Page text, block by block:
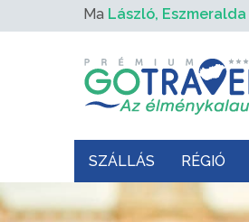
Ma László, Eszmeralda
SZÁLLÁS RÉGIÓ